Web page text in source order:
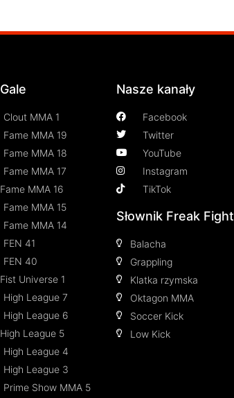
Gale
Clout MMA 1
Fame MMA 19
Fame MMA 18
Fame MMA 17
Fame MMA 16
Fame MMA 15
Fame MMA 14
FEN 41
FEN 40
Fist Universe 1
High League 7
High League 6
High League 5
High League 4
High League 3
Prime Show MMA 5
Nasze kanały
Facebook
Twitter
YouTube
Instagram
TikTok
Słownik Freak Fight
Balacha
Grappling
Klatka rzymska
Oktagon MMA
Soccer Kick
Low Kick